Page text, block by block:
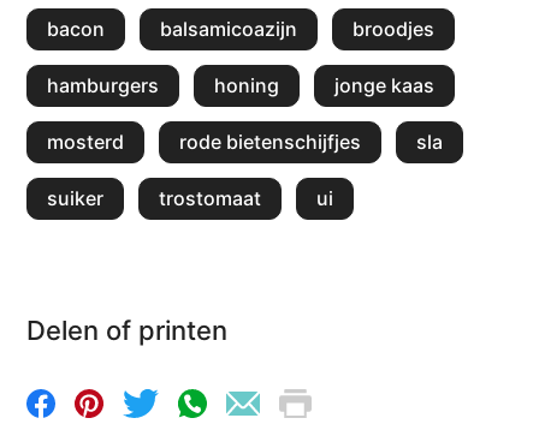
bacon balsamicoazijn broodjes
hamburgers honing jonge kaas
mosterd rode bietenschijfjes sla
suiker trostomaat ui
Delen of printen